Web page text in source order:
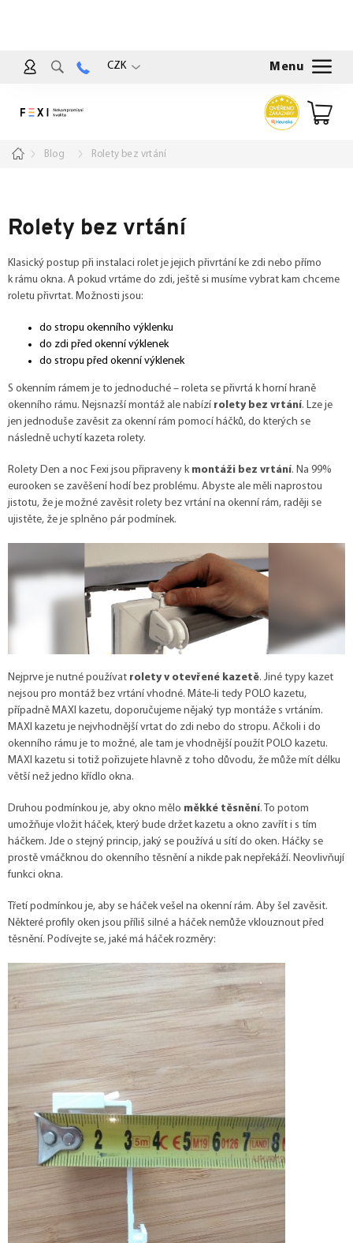
CZK
DomůBlog Rolety bez vrtání
Rolety bez vrtání
Klasický postup při instalaci rolet je jejich přivrtání ke zdi nebo přímo
k rámu okna. A pokud vrtáme do zdi, ještě si musíme vybrat kam chceme
roletu přivrtat. Možnosti jsou:
do stropu okenního výklenku
do zdi před okenní výklenek
do stropu před okenní výklenek
S okenním rámem je to jednoduché – roleta se přivrtá k horní hraně
okenního rámu. Nejsnazší montáž ale nabízí rolety bez vrtání. Lze je
jen jednoduše zavěsit za okenní rám pomocí háčků, do kterých se
následně uchytí kazeta rolety.
Rolety Den a noc Fexi jsou připraveny k montáži bez vrtání. Na 99%
eurooken se zavěšení hodí bez problému. Abyste ale měli naprostou
jistotu, že je možné zavěsit rolety bez vrtání na okenní rám, raději se
ujistěte, že je splněno pár podmínek.
Nejprve je nutné používat rolety v otevřené kazetě. Jiné typy kazet
nejsou pro montáž bez vrtání vhodné. Máte-li tedy POLO kazetu,
případně MAXI kazetu, doporučujeme nějaký typ montáže s vrtáním.
MAXI kazetu je nejvhodnější vrtat do zdi nebo do stropu. Ačkoli i do
okenního rámu je to možné, ale tam je vhodnější použít POLO kazetu.
MAXI kazetu si totiž pořizujete hlavně z toho důvodu, že může mít délku
větší než jedno křídlo okna.
Druhou podmínkou je, aby okno mělo měkké těsnění. To potom
umožňuje vložit háček, který bude držet kazetu a okno zavřít i s tím
háčkem. Jde o stejný princip, jaký se používá u sítí do oken. Háčky se
prostě vmáčknou do okenního těsnění a nikde pak nepřekáží. Neovlivňují
funkci okna.
Třetí podmínkou je, aby se háček vešel na okenní rám. Aby šel zavěsit.
Některé profily oken jsou příliš silné a háček nemůže vklouznout před
těsnění. Podívejte se, jaké má háček rozměry: